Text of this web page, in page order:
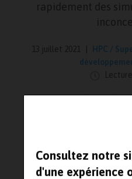
Consultez notre
d'une expérience
rapidement des
13 juillet 2021 HPC /